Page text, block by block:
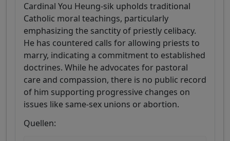
Cardinal You Heung-sik upholds traditional
Catholic moral teachings, particularly
emphasizing the sanctity of priestly celibacy.
He has countered calls for allowing priests to
marry, indicating a commitment to established
doctrines. While he advocates for pastoral
care and compassion, there is no public record
of him supporting progressive changes on
issues like same-sex unions or abortion.
Quellen: